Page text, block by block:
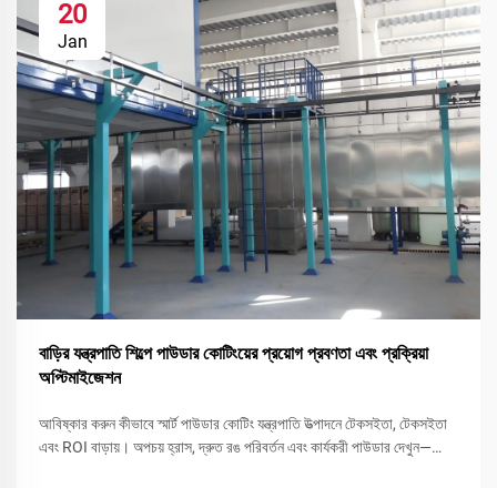
20
Jan
বাড়ির যন্ত্রপাতি শিল্পে পাউডার কোটিংয়ের প্রয়োগ প্রবণতা এবং প্রক্রিয়া
অপ্টিমাইজেশন
আবিষ্কার করুন কীভাবে স্মার্ট পাউডার কোটিং যন্ত্রপাতি উত্পাদনে টেকসইতা, টেকসইতা
এবং ROI বাড়ায়। অপচয় হ্রাস, দ্রুত রঙ পরিবর্তন এবং কার্যকরী পাউডার দেখুন—